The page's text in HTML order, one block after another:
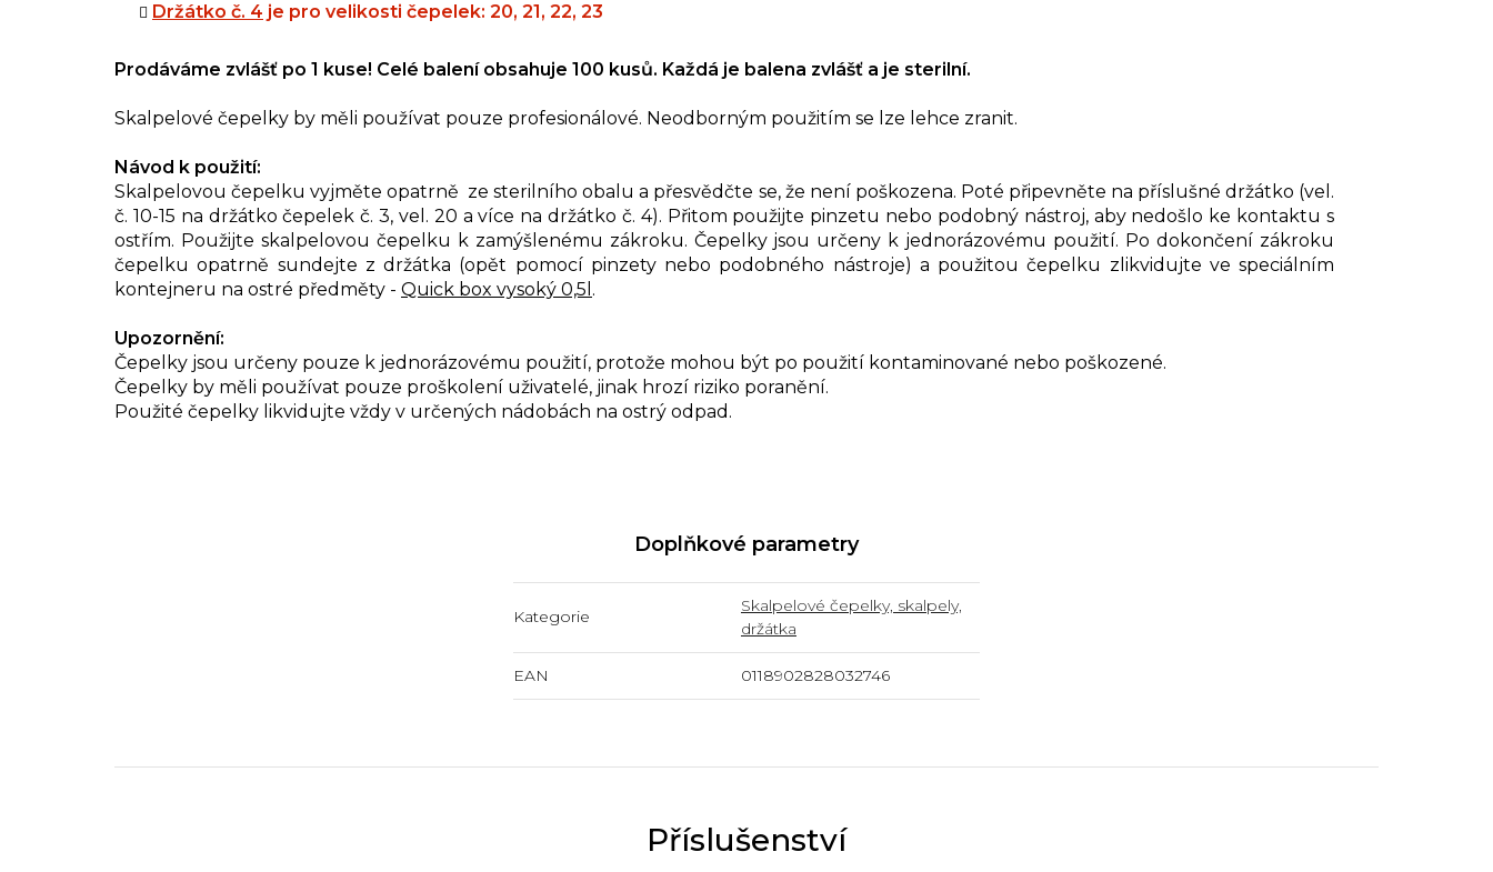
Držátko č. 4 je pro velikosti čepelek: 20, 21, 22, 23
Prodáváme zvlášť po 1 kuse! Celé balení obsahuje 100 kusů. Každá je balena zvlášť a je sterilní.
Skalpelové čepelky by měli používat pouze profesionálové. Neodborným použitím se lze lehce zranit.
Návod k použití:
Skalpelovou čepelku vyjměte opatrně ze sterilního obalu a přesvědčte se, že není poškozena. Poté připevněte na příslušné držátko (vel.
č. 10-15 na držátko čepelek č. 3, vel. 20 a více na držátko č. 4). Přitom použijte pinzetu nebo podobný nástroj, aby nedošlo ke kontaktu s
ostřím. Použijte skalpelovou čepelku k zamýšlenému zákroku. Čepelky jsou určeny k jednorázovému použití. Po dokončení zákroku
čepelku opatrně sundejte z držátka (opět pomocí pinzety nebo podobného nástroje) a použitou čepelku zlikvidujte ve speciálním
kontejneru na ostré předměty - Quick box vysoký 0,5l .
Upozornění:
Čepelky jsou určeny pouze k jednorázovému použití, protože mohou být po použití kontaminované nebo poškozené.
Čepelky by měli používat pouze proškolení uživatelé, jinak hrozí riziko poranění.
Použité čepelky likvidujte vždy v určených nádobách na ostrý odpad.
Doplňkové parametry
Kategorie
Skalpelové čepelky, skalpely,
držátka
EAN 0118902828032746